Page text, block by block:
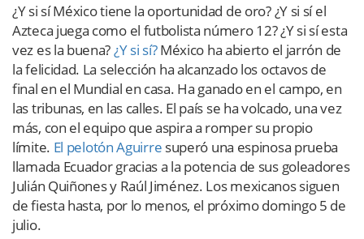
¿Y si sí México tiene la oportunidad de oro? ¿Y si sí el
Azteca juega como el futbolista número 12? ¿Y si sí esta
vez es la buena?¿Y si sí?México ha abierto el jarrón de
la felicidad. La selección ha alcanzado los octavos de
final en el Mundial en casa. Ha ganado en el campo, en
las tribunas, en las calles. El país se ha volcado, una vez
más, con el equipo que aspira a romper su propio
límite. El pelotón Aguirre superó una espinosa prueba
llamada Ecuador gracias a la potencia de sus goleadores
Julián Quiñones y Raúl Jiménez. Los mexicanos siguen
de fiesta hasta, por lo menos, el próximo domingo 5 de
julio.